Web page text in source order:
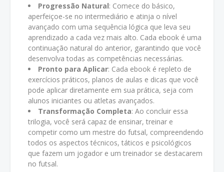
Progressão Natural: Comece do básico,
aperfeiçoe-se no intermediário e atinja o nível
avançado com uma sequência lógica que leva seu
aprendizado a cada vez mais alto. Cada ebook é uma
continuação natural do anterior, garantindo que você
desenvolva todas as competências necessárias.
Pronto para Aplicar: Cada ebook é repleto de
exercícios práticos, planos de aulas e dicas que você
pode aplicar diretamente em sua prática, seja com
alunos iniciantes ou atletas avançados.
Transformação Completa: Ao concluir essa
trilogia, você será capaz de ensinar, treinar e
competir como um mestre do futsal, compreendendo
todos os aspectos técnicos, táticos e psicológicos
que fazem um jogador e um treinador se destacarem
no futsal.